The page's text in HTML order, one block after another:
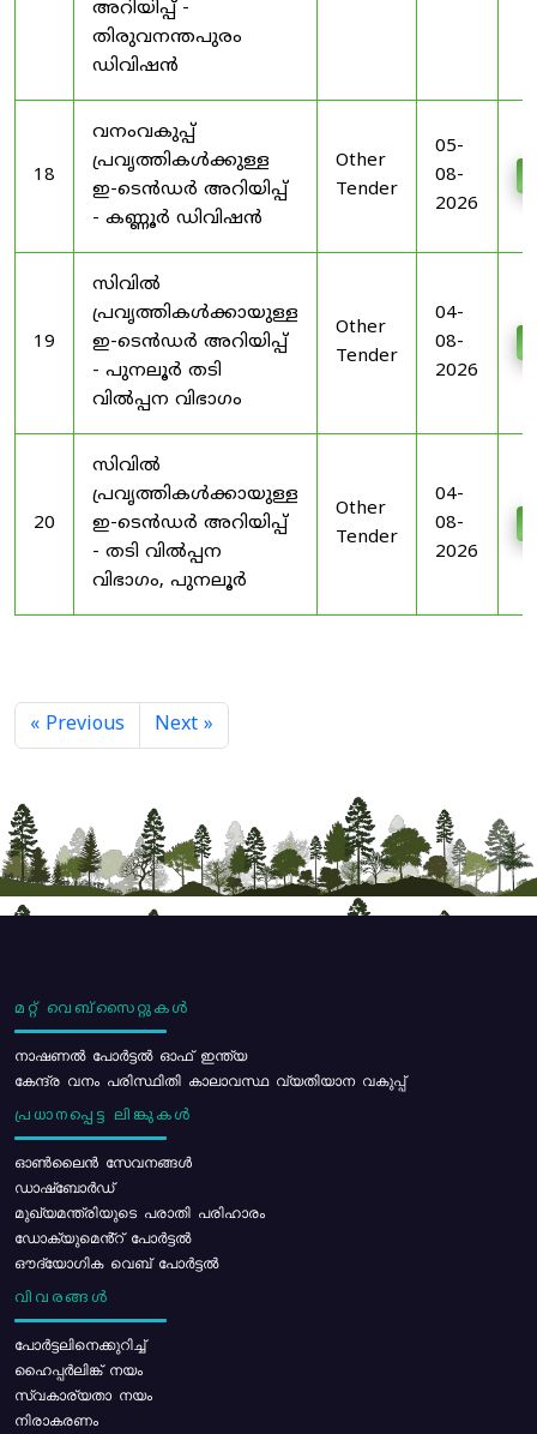
അറിയിപ്പ് -
തിരുവനന്തപുരം
ഡിവിഷൻ
18
വനംവകുപ്പ്
പ്രവൃത്തികൾക്കുള്ള
ഇ-ടെൻഡർ അറിയിപ്പ്
- കണ്ണൂർ ഡിവിഷൻ
Other
Tender
05-
08-
2026
19
സിവിൽ
പ്രവൃത്തികൾക്കായുള്ള
ഇ-ടെൻഡർ അറിയിപ്പ്
- പുനലൂർ തടി
വിൽപ്പന വിഭാഗം
Other
Tender
04-
08-
2026
20
സിവിൽ
പ്രവൃത്തികൾക്കായുള്ള
ഇ-ടെൻഡർ അറിയിപ്പ്
- തടി വിൽപ്പന
വിഭാഗം, പുനലൂർ
Other
Tender
04-
08-
2026
« Previous Next »
മറ്റ് വെബ്സൈറ്റുകൾ
നാഷണൽ പോർട്ടൽ ഓഫ് ഇന്ത്യ
കേന്ദ്ര വനം പരിസ്ഥിതി കാലാവസ്ഥ വ്യതിയാന വകുപ്പ്
പ്രധാനപ്പെട്ട ലിങ്കുകൾ
ഓൺലൈൻ സേവനങ്ങൾ
ഡാഷ്ബോർഡ്
മുഖ്യമന്ത്രിയുടെ പരാതി പരിഹാരം
ഡോക്യുമെൻ്റ് പോർട്ടൽ
ഔദ്യോഗിക വെബ് പോർട്ടൽ
വിവരങ്ങൾ
പോര്‍ട്ടലിനെക്കുറിച്ച്
ഹൈപ്പർലിങ്ക് നയം
സ്വകാര്യതാ നയം
നിരാകരണം